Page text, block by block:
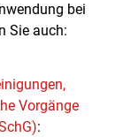
bei
Sie auch:
Vorgänge
: